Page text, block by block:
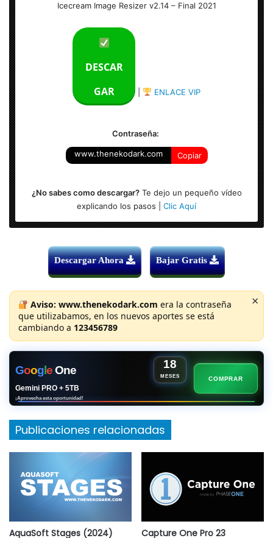
Icecream Image Resizer v2.14 – Final 2021
DESCAR
GAR
ENLACE VIP
Contraseña:
www.thenekodark.com Copiar
¿No sabes como descargar?Te dejo un pequeño vídeo
explicando los pasos | Clic Aquí
Descargar Ahora Bajar Gratis
Aviso: www.thenekodark.com era la contraseña
que utilizabamos, en los nuevos aportes se está
cambiando a 123456789
×
GoogleOne 18
MESES
Gemini PRO + 5TB
¡Aprovecha esta oportunidad!
COMPRAR
Publicaciones relacionadas
AquaSoft Stages (2024) Capture One Pro 23